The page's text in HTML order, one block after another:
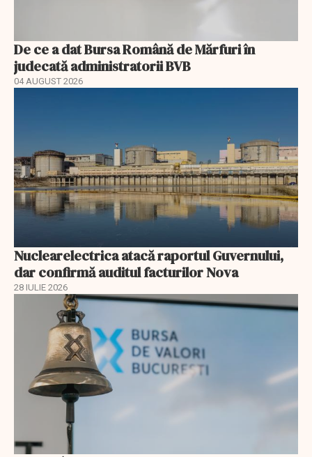
De ce a dat Bursa Română de Mărfuri în
judecată administratorii BVB
04 AUGUST 2026
Nuclearelectrica atacă raportul Guvernului,
dar confirmă auditul facturilor Nova
28 IULIE 2026